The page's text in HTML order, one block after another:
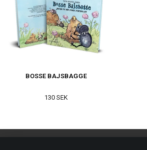
BOSSE BAJSBAGGE
130 SEK